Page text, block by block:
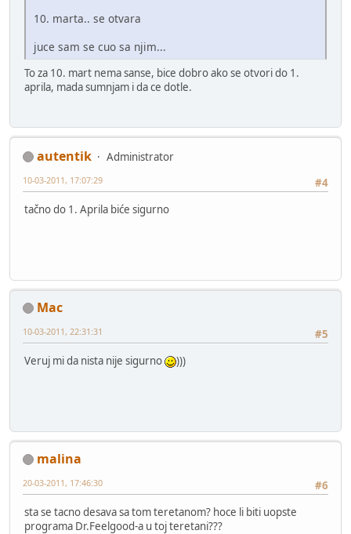
10. marta.. se otvara
juce sam se cuo sa njim...
To za 10. mart nema sanse, bice dobro ako se otvori do 1.
aprila, mada sumnjam i da ce dotle.
autentik
Administrator
#4
10-03-2011, 17:07:29
tačno do 1. Aprila biće sigurno
Mac
#5
10-03-2011, 22:31:31
Veruj mi da nista nije sigurno )))
malina
#6
20-03-2011, 17:46:30
sta se tacno desava sa tom teretanom? hoce li biti uopste
programa Dr.Feelgood-a u toj teretani???